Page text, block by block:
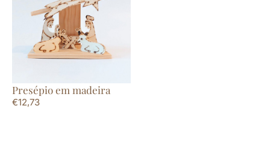
Presépio em madeira
€12,73